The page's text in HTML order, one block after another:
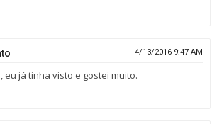
4/13/2016 9:47 AM
eu já tinha visto e gostei muito.